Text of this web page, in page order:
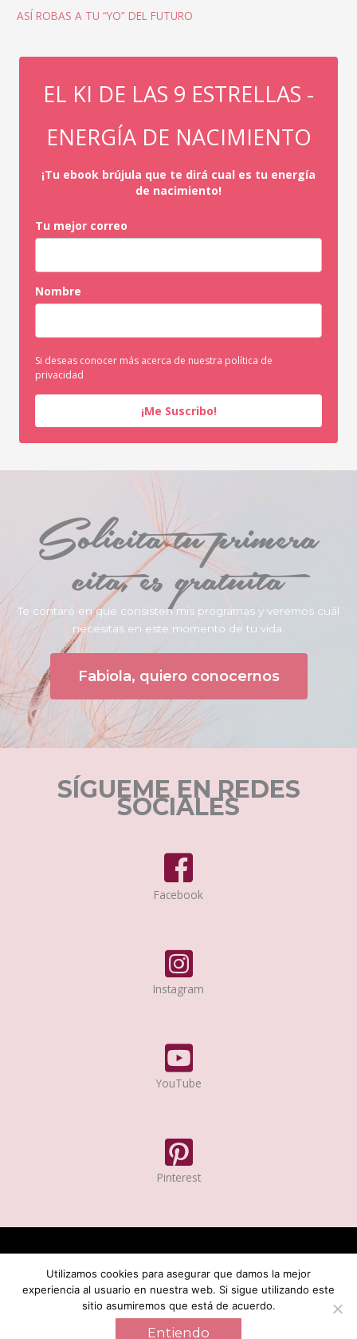
ASÍ ROBAS A TU “YO” DEL FUTURO
EL KI DE LAS 9 ESTRELLAS -
ENERGÍA DE NACIMIENTO
¡Tu ebook brújula que te dirá cual es tu energía
de nacimiento!
Tu mejor correo
Nombre
Si deseas conocer más acerca de nuestra política de
privacidad
¡Me Suscribo!
Solicita tu primera
cita, es gratuita
Te contaré en que consisten mis programas y veremos cuál
necesitas en este momento de tu vida.
Fabiola, quiero conocernos
SÍGUEME EN REDES
SOCIALES
Facebook
Instagram
YouTube
Pinterest
BLOG
CONTACTO
SERVICIOS SOBRE MI
RECURSOS GRATUITOS
BLOG
CONTACTO
Utilizamos cookies para asegurar que damos la mejor
experiencia al usuario en nuestra web. Si sigue utilizando este
sitio asumiremos que está de acuerdo.
Entiendo